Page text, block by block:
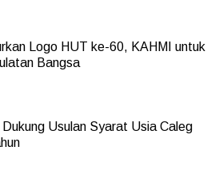
Logo HUT ke-60, KAHMI untuk
Bangsa
Dukung Usulan Syarat Usia Caleg